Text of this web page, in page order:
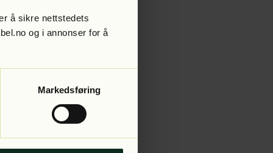
å sikre nettstedets
og i annonser for å
Markedsføring